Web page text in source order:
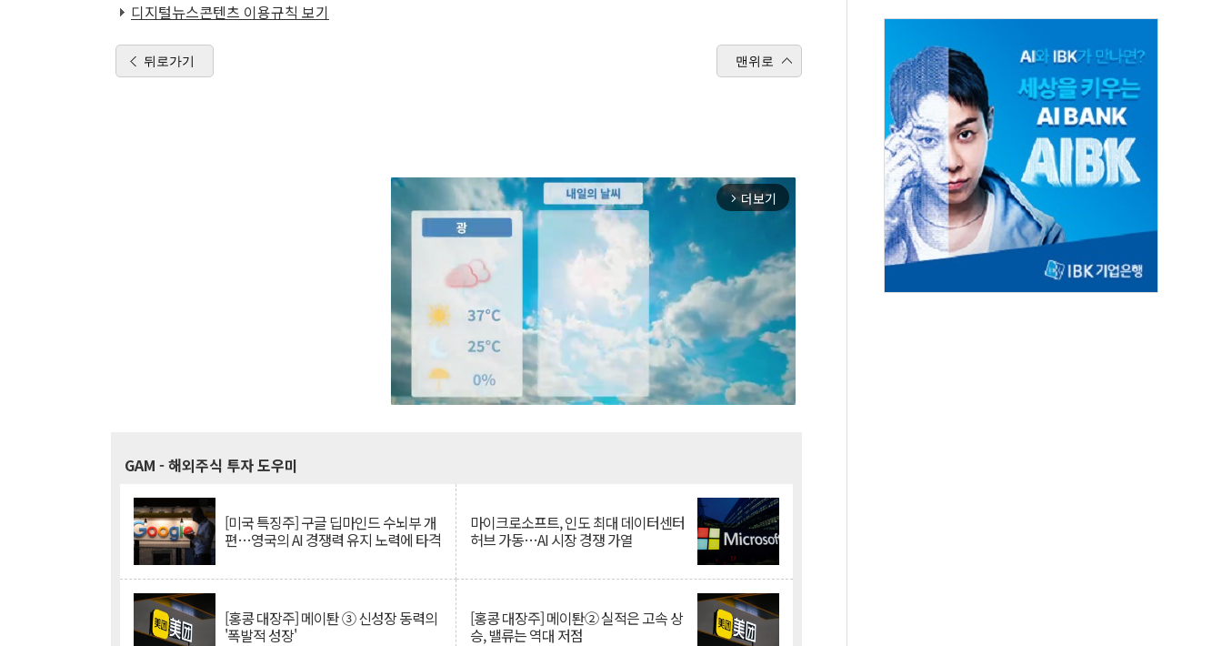
디지털뉴스콘텐츠 이용규칙 보기
뒤로가기 맨위로
arrow_forward_ios 더보기
GAM - 해외주식 투자 도우미
[미국 특징주] 구글 딥마인드 수뇌부 개
편…영국의 AI 경쟁력 유지 노력에 타격
마이크로소프트, 인도 최대 데이터센터
허브 가동…AI 시장 경쟁 가열
[홍콩 대장주] 메이퇀 ③ 신성장 동력의
'폭발적 성장'
[홍콩 대장주] 메이퇀② 실적은 고속 상
승, 밸류는 역대 저점